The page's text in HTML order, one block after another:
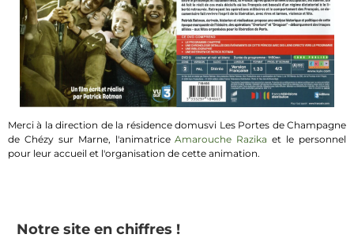
Merci à la direction de la résidence domusvi Les Portes de Champagne
de Chézy sur Marne, l'animatriceAmarouche Razika et le personnel
pour leur accueil et l'organisation de cette animation.
Notre site en chiffres !